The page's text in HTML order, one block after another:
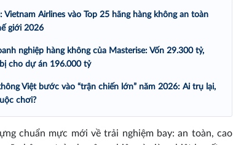
Vietnam Airlines vào Top 25 hãng hàng không an toàn
giới 2026
nghiệp hàng không của Masterise: Vốn 29.300 tỷ,
cho dự án 196.000 tỷ
Việt bước vào “trận chiến lớn” năm 2026: Ai trụ lại,
chơi?
chuẩn mực mới về trải nghiệm bay: an toàn, cao